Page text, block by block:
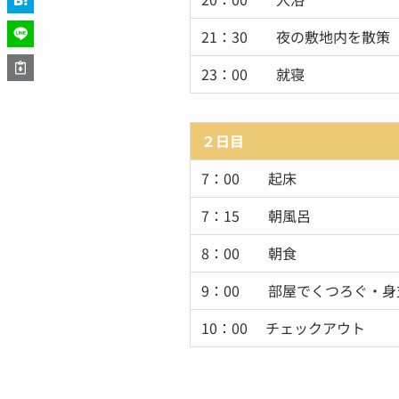
21：30 夜の敷地内を散策
23：00 就寝
２日目
7：00 起床
7：15 朝風呂
8：00 朝食
9：00 部屋でくつろぐ・身
10：00 チェックアウト